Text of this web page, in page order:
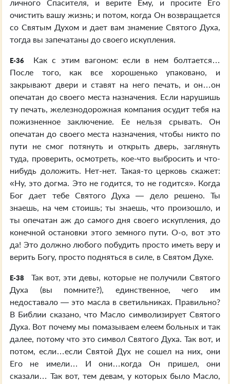
личного Спасителя, и верите Ему, и просите Его
очистить вашу жизнь; и потом, когда Он возвращается
со Святым Духом и дает вам знамение Святого Духа,
тогда вы запечатаны до своего искупления.
E-36
Как с этим вагоном: если в нем болтается…
После того, как все хорошенько упаковано, и
закрывают двери и ставят на него печать, и он…он
опечатан до своего места назначения. Если нарушишь
ту печать, железнодорожная компания осудит тебя на
пожизненное заключение. Ее нельзя срывать. Он
опечатан до своего места назначения, чтобы никто по
пути не смог потянуть и открыть дверь, заглянуть
туда, проверить, осмотреть, кое-что выбросить и что-
нибудь доложить. Нет-нет. Такая-то церковь скажет:
«Ну, это догма. Это не годится, то не годится». Когда
Бог дает тебе Святого Духа — дело решено. Ты
знаешь, на чем стоишь; ты знаешь, что произошло, и
ты опечатан аж до самого дня своего искупления, до
конечной остановки этого земного пути. О-о, вот это
да! Это должно любого побудить просто иметь веру и
верить Богу, просто подняться в силе, в Святом Духе.
E-38
Так вот, эти девы, которые не получили Святого
Духа (вы помните?), единственное, чего им
недоставало — это масла в светильниках. Правильно?
В Библии сказано, что Масло символизирует Святого
Духа. Вот почему мы помазываем елеем больных и так
далее, потому что это символ Святого Духа. Так вот, и
потом, если…если Святой Дух не сошел на них, они
Его не имели… И они…когда Он пришел, они
сказали… Так вот, тем девам, у которых было Масло,